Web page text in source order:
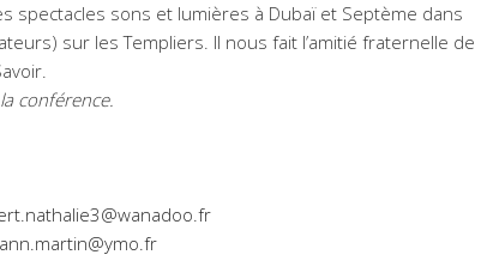
spectacles sons et lumières à Dubaï et Septème dans
sur les Templiers. Il nous fait l’amitié fraternelle de
conférence.